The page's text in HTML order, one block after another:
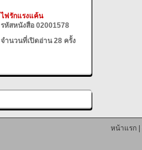
ไฟรักแรงแค้น
รหัสหนังสือ 02001578
จำนวนที่เปิดอ่าน 28 ครั้ง
หน้าแรก|